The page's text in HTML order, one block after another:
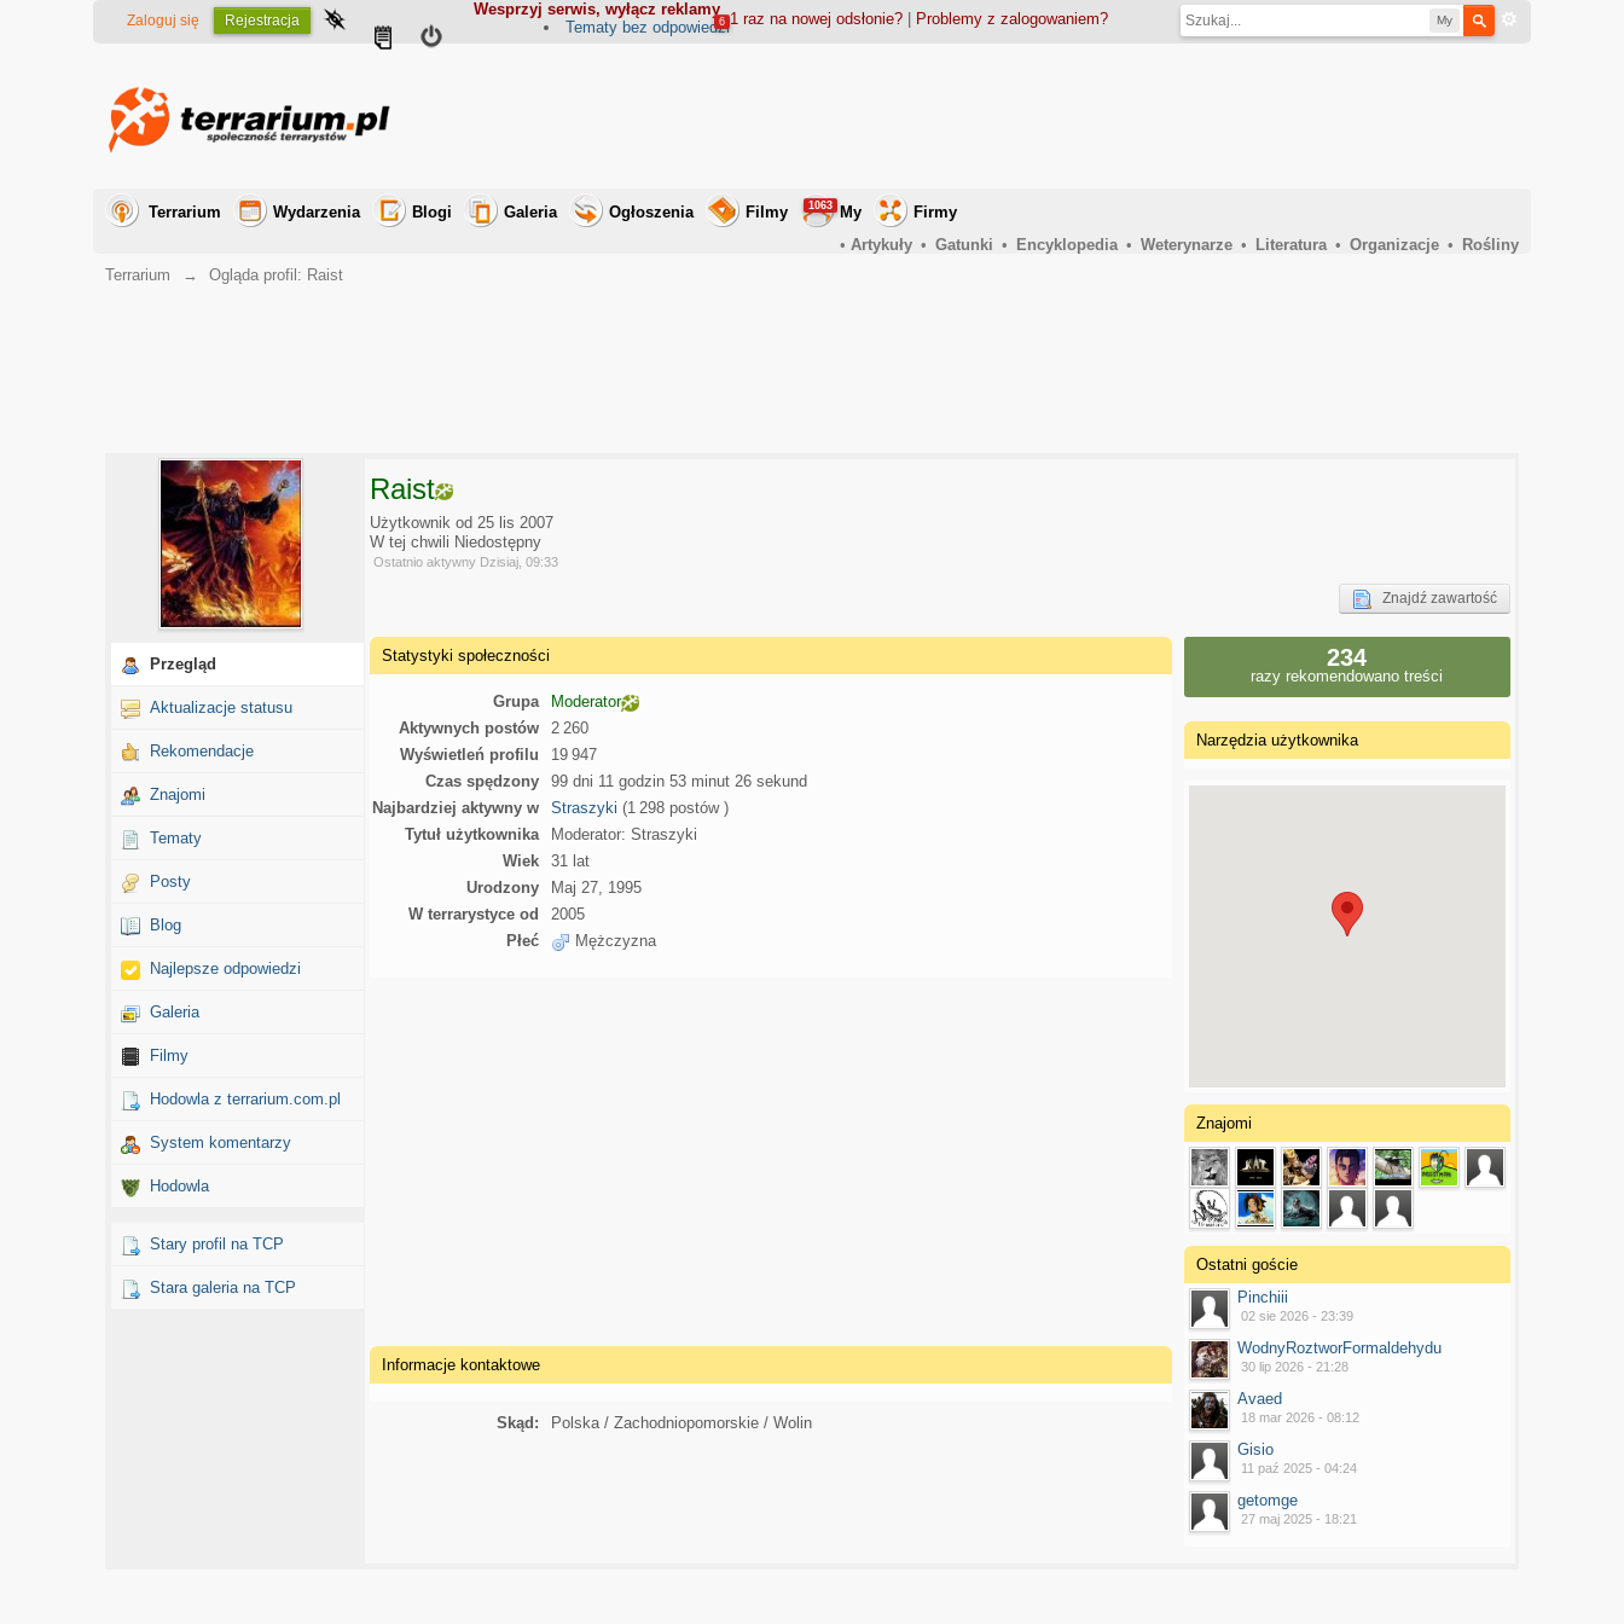
Wesprzyj serwis, wyłącz reklamy
My
Zaloguj się Rejestracja 1 raz na nowej odsłonie?| Problemy z zalogowaniem?
Tematy bez odpowiedzi
6
Terrarium Wydarzenia Blogi Galeria Ogłoszenia Filmy My
1063
Firmy
• Artykuły • Gatunki • Encyklopedia • Weterynarze • Literatura • Organizacje •
Rośliny
Terrarium
→ Ogląda profil: Raist
Przegląd
Aktualizacje statusu
Rekomendacje
Znajomi
Tematy
Posty
Blog
Najlepsze odpowiedzi
Galeria
Filmy
Hodowla z terrarium.com.pl
System komentarzy
Hodowla
Stary profil na TCP
Stara galeria na TCP
Raist
Użytkownik od 25 lis 2007
W tej chwili Niedostępny
Ostatnio aktywny Dzisiaj, 09:33
Znajdź zawartość
Statystyki społeczności
Grupa
Moderator
Aktywnych postów
2 260
Wyświetleń profilu
19 947
Czas spędzony
99 dni 11 godzin 53 minut 26 sekund
Najbardziej aktywny w
Straszyki (1 298 postów )
Tytuł użytkownika
Moderator: Straszyki
Wiek
31 lat
Urodzony
Maj 27, 1995
W terrarystyce od
2005
Płeć
Mężczyzna
Informacje kontaktowe
Skąd: Polska / Zachodniopomorskie / Wolin
234
razy rekomendowano treści
Narzędzia użytkownika
Znajomi
Ostatni goście
Pinchiii
02 sie 2026 - 23:39
WodnyRoztworFormaldehydu
30 lip 2026 - 21:28
Avaed
18 mar 2026 - 08:12
Gisio
11 paź 2025 - 04:24
getomge
27 maj 2025 - 18:21